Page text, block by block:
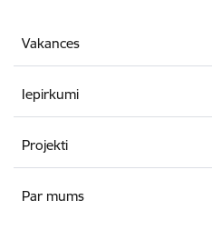
Vakances
Iepirkumi
Projekti
Par mums